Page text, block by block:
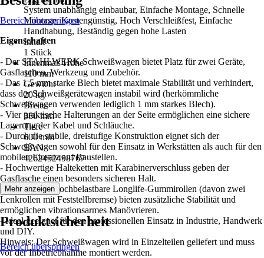
System unabhängig einbaubar, Einfache Montage, Schnelle
Montage, Kostengünstig, Hoch Verschleißfest, Einfache
Handhabung, Beständig gegen hohe Lasten
Inhalt
1 Stück
Innenmaß Höhe
110 mm
Gewicht
20 kg
Breite
380 mm
Tiefe
600 mm
EAN
4262452498767
Bereich überspringen
Eigenschaften
- Der STAHLWERK Schweißwagen bietet Platz für zwei Geräte,
Gasflaschen, Werkzeug und Zubehör.
- Das 1,5 mm starke Blech bietet maximale Stabilität und verhindert,
dass der Schweißgerätewagen instabil wird (herkömmliche
Schweißwagen verwenden lediglich 1 mm starkes Blech).
- Vier praktische Halterungen an der Seite ermöglichen eine sichere
Lagerung der Kabel und Schläuche.
- Durch die stabile, dreistufige Konstruktion eignet sich der
Schweißwagen sowohl für den Einsatz in Werkstätten als auch für den
mobilen Einsatz auf Baustellen.
- Hochwertige Halteketten mit Karabinerverschluss geben der
Gasflasche einen besonders sicheren Halt.
- Robuste und hochbelastbare Longlife-Gummirollen (davon zwei
Lenkrollen mit Feststellbremse) bieten zusätzliche Stabilität und
ermöglichen vibrationsarmes Manövrieren.
- Ideal geeignet für den professionellen Einsatz in Industrie, Handwerk
und DIY.
Hinweis: Der Schweißwagen wird in Einzelteilen geliefert und muss
vor der Inbetriebnahme montiert werden.
Mehr anzeigen
Produktsicherheit
Bereich überspringen